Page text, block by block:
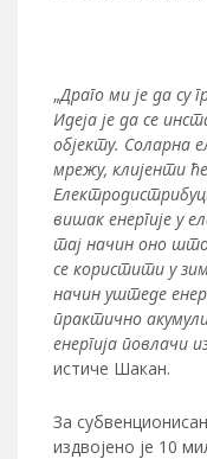
„Драго ми је да су
Идеја је да се
објекту. Соларна
мрежу, клијенти
вишак енергије у
тај начин оно
се користити у
начин уштеде
практично
енергија повлачи
истиче Шакан.
За
издвојено је 10